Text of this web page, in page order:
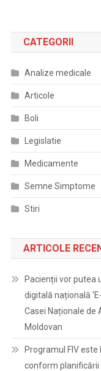
CATEGORII
Analize medicale
Articole
Boli
Legislatie
Medicamente
Semne Simptome
Stiri
ARTICOLE
Pacienții vor putea
digitală națională
Casei Naționale de
Moldovan
Programul FIV
conform planificării